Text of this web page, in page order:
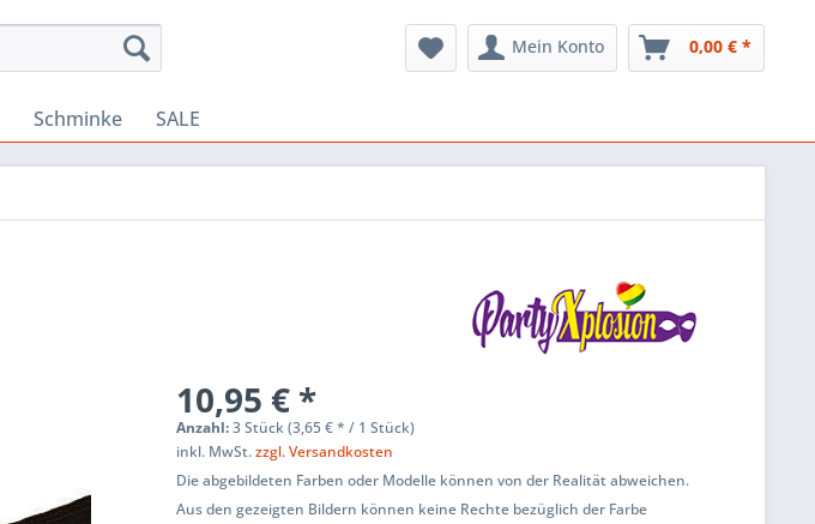
Mein Konto 0,00 € *
Schminke SALE
10,95 € *
Anzahl:3 Stück (3,65 € * / 1 Stück)
inkl. MwSt.zzgl. Versandkosten
Die abgebildeten Farben oder Modelle können von der Realität abweichen.
Aus den gezeigten Bildern können keine Rechte bezüglich der Farbe